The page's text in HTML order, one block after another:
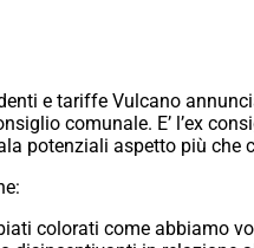
e tariffe Vulcano
comunale. E’ l’ex
potenziali aspetto più che
colorati come abbiamo